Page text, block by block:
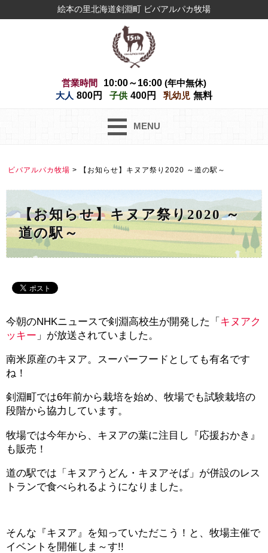
絵本の里北海道剣淵町 ビバアルパカ牧場
営業時間 10:00～16:00 (年中無休)
大人 800円 子供 400円 乳幼児 無料
MENU
ビバアルパカ牧場 > 【お知らせ】キヌア祭り2020 ～道の駅～
【お知らせ】キヌア祭り2020 ～
道の駅～
今朝のNHKニュースで剣淵高校生が開発した「 キヌアク
ッキー 」が放送されていました。
南米原産のキヌア。スーパーフードとしても有名です
ね！
剣淵町では6年前から栽培を始め、牧場でも試験栽培の
段階から協力しています。
牧場では今年から、キヌアの葉に注目し『応援おかき』
も販売！
道の駅では「キヌアうどん・キヌアそば」が併設のレス
トランで食べられるようになりました。
そんな『キヌア』を知っていただこう！と、牧場主催で
イベントを開催しま～す!!